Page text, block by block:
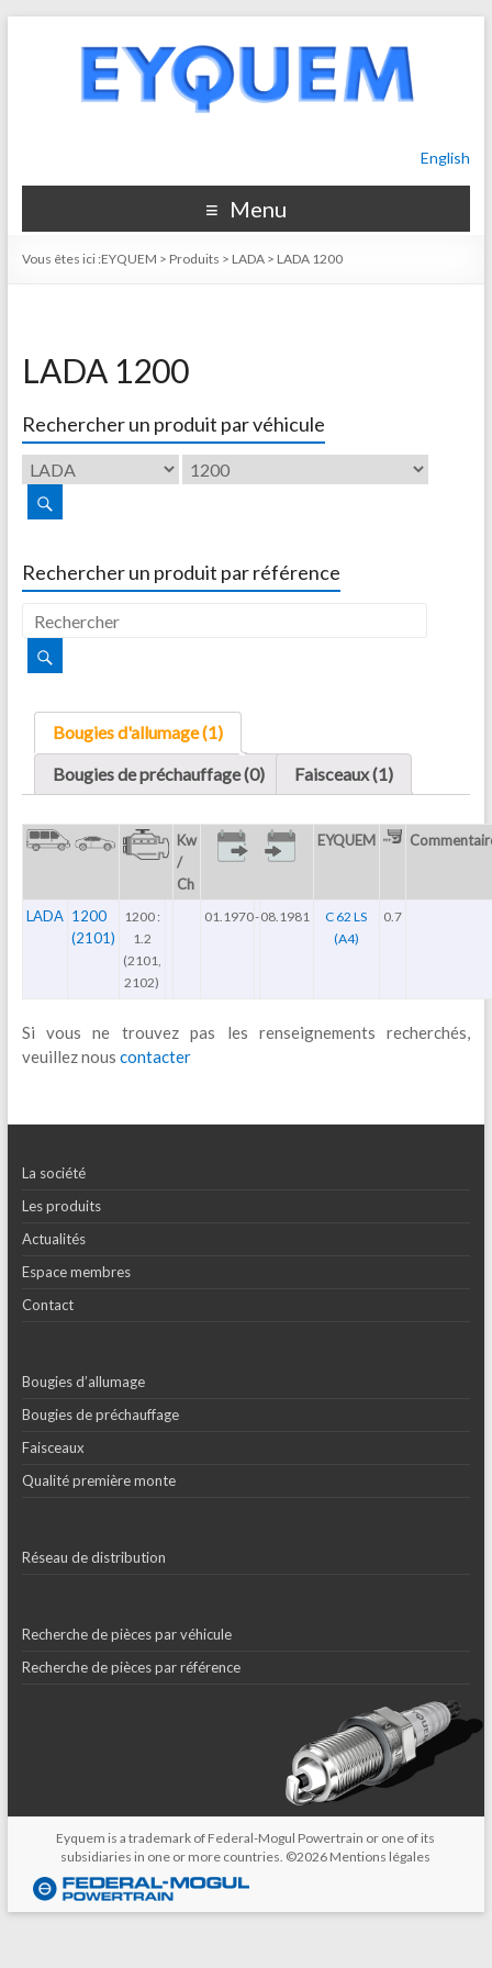
English
Menu
Vous êtes ici :EYQUEM > Produits > LADA> LADA 1200
LADA 1200
Rechercher un produit par véhicule
Rechercher un produit par référence
Bougies d'allumage (1)
Bougies de préchauffage (0)
Faisceaux (1)
Kw
/
Ch
EYQUEM
LADA 1200
(2101)
1200 :
1.2
(2101,
2102)
01.1970-08.1981
C 62 LS
(A4)
0.7
Si vous ne trouvez pas les renseignements recherchés,
veuillez nous contacter
La société
Les produits
Actualités
Espace membres
Contact
Bougies d’allumage
Bougies de préchauffage
Faisceaux
Qualité première monte
Réseau de distribution
Recherche de pièces par véhicule
Recherche de pièces par référence
Eyquem is a trademark of Federal-Mogul Powertrain or one of its
subsidiaries in one or more countries. ©2026 Mentions légales